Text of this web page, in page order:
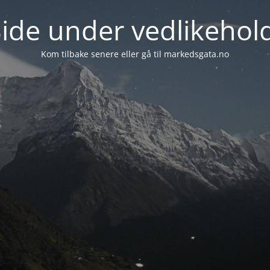
under
Kom tilbake senere eller gå til markedsgata.no